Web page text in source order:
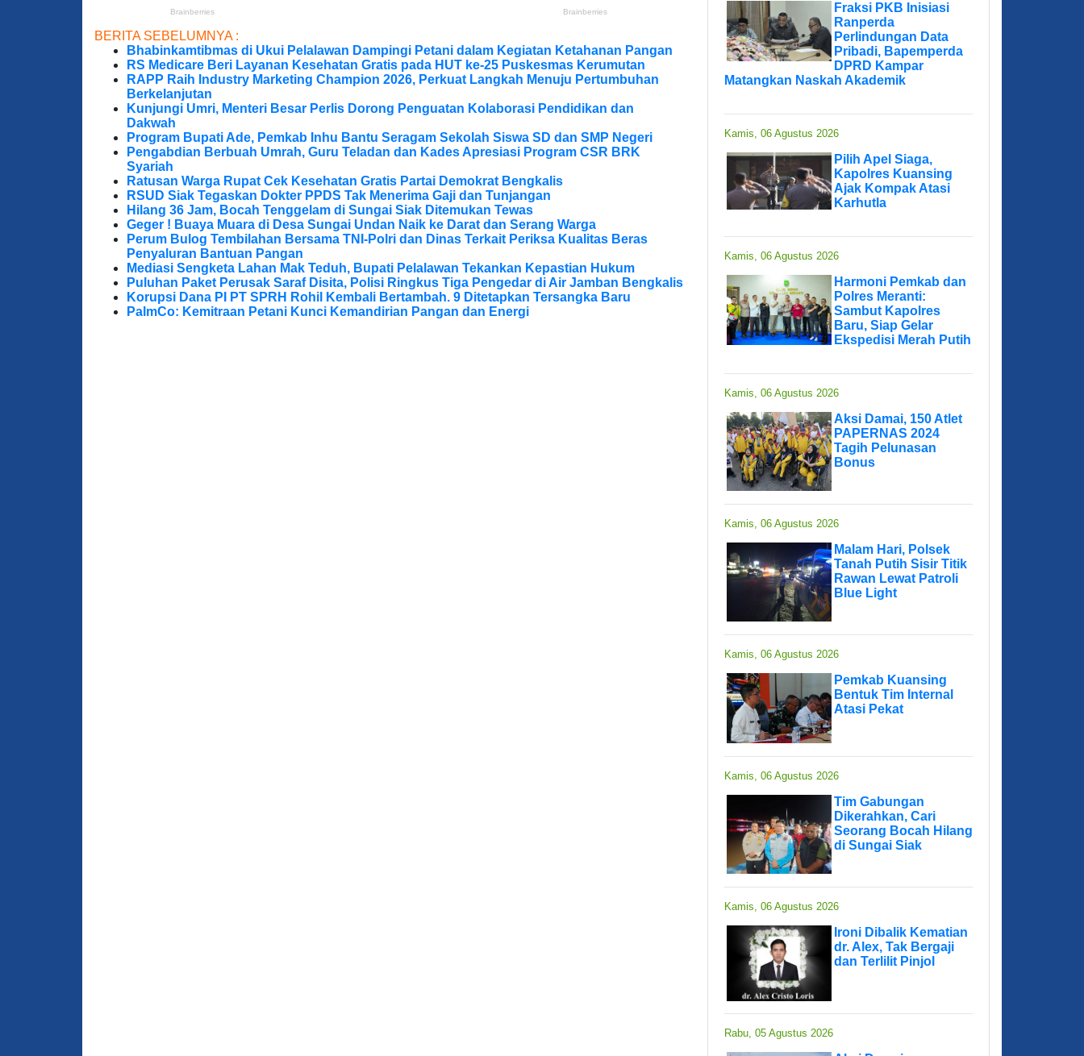
BERITA SEBELUMNYA :
Bhabinkamtibmas di Ukui Pelalawan Dampingi Petani dalam Kegiatan Ketahanan Pangan
RS Medicare Beri Layanan Kesehatan Gratis pada HUT ke-25 Puskesmas Kerumutan
RAPP Raih Industry Marketing Champion 2026, Perkuat Langkah Menuju Pertumbuhan
Berkelanjutan
Kunjungi Umri, Menteri Besar Perlis Dorong Penguatan Kolaborasi Pendidikan dan
Dakwah
Program Bupati Ade, Pemkab Inhu Bantu Seragam Sekolah Siswa SD dan SMP Negeri
Pengabdian Berbuah Umrah, Guru Teladan dan Kades Apresiasi Program CSR BRK
Syariah
Ratusan Warga Rupat Cek Kesehatan Gratis Partai Demokrat Bengkalis
RSUD Siak Tegaskan Dokter PPDS Tak Menerima Gaji dan Tunjangan
Hilang 36 Jam, Bocah Tenggelam di Sungai Siak Ditemukan Tewas
Geger ! Buaya Muara di Desa Sungai Undan Naik ke Darat dan Serang Warga
Perum Bulog Tembilahan Bersama TNI-Polri dan Dinas Terkait Periksa Kualitas Beras
Penyaluran Bantuan Pangan
Mediasi Sengketa Lahan Mak Teduh, Bupati Pelalawan Tekankan Kepastian Hukum
Puluhan Paket Perusak Saraf Disita, Polisi Ringkus Tiga Pengedar di Air Jamban Bengkalis
Korupsi Dana PI PT SPRH Rohil Kembali Bertambah. 9 Ditetapkan Tersangka Baru
PalmCo: Kemitraan Petani Kunci Kemandirian Pangan dan Energi
Fraksi PKB Inisiasi
Ranperda
Perlindungan Data
Pribadi, Bapemperda
DPRD Kampar
Matangkan Naskah Akademik
Kamis, 06 Agustus 2026
Pilih Apel Siaga,
Kapolres Kuansing
Ajak Kompak Atasi
Karhutla
Kamis, 06 Agustus 2026
Harmoni Pemkab dan
Polres Meranti:
Sambut Kapolres
Baru, Siap Gelar
Ekspedisi Merah Putih
Kamis, 06 Agustus 2026
Aksi Damai, 150 Atlet
PAPERNAS 2024
Tagih Pelunasan
Bonus
Kamis, 06 Agustus 2026
Malam Hari, Polsek
Tanah Putih Sisir Titik
Rawan Lewat Patroli
Blue Light
Kamis, 06 Agustus 2026
Pemkab Kuansing
Bentuk Tim Internal
Atasi Pekat
Kamis, 06 Agustus 2026
Tim Gabungan
Dikerahkan, Cari
Seorang Bocah Hilang
di Sungai Siak
Kamis, 06 Agustus 2026
Ironi Dibalik Kematian
dr. Alex, Tak Bergaji
dan Terlilit Pinjol
Rabu, 05 Agustus 2026